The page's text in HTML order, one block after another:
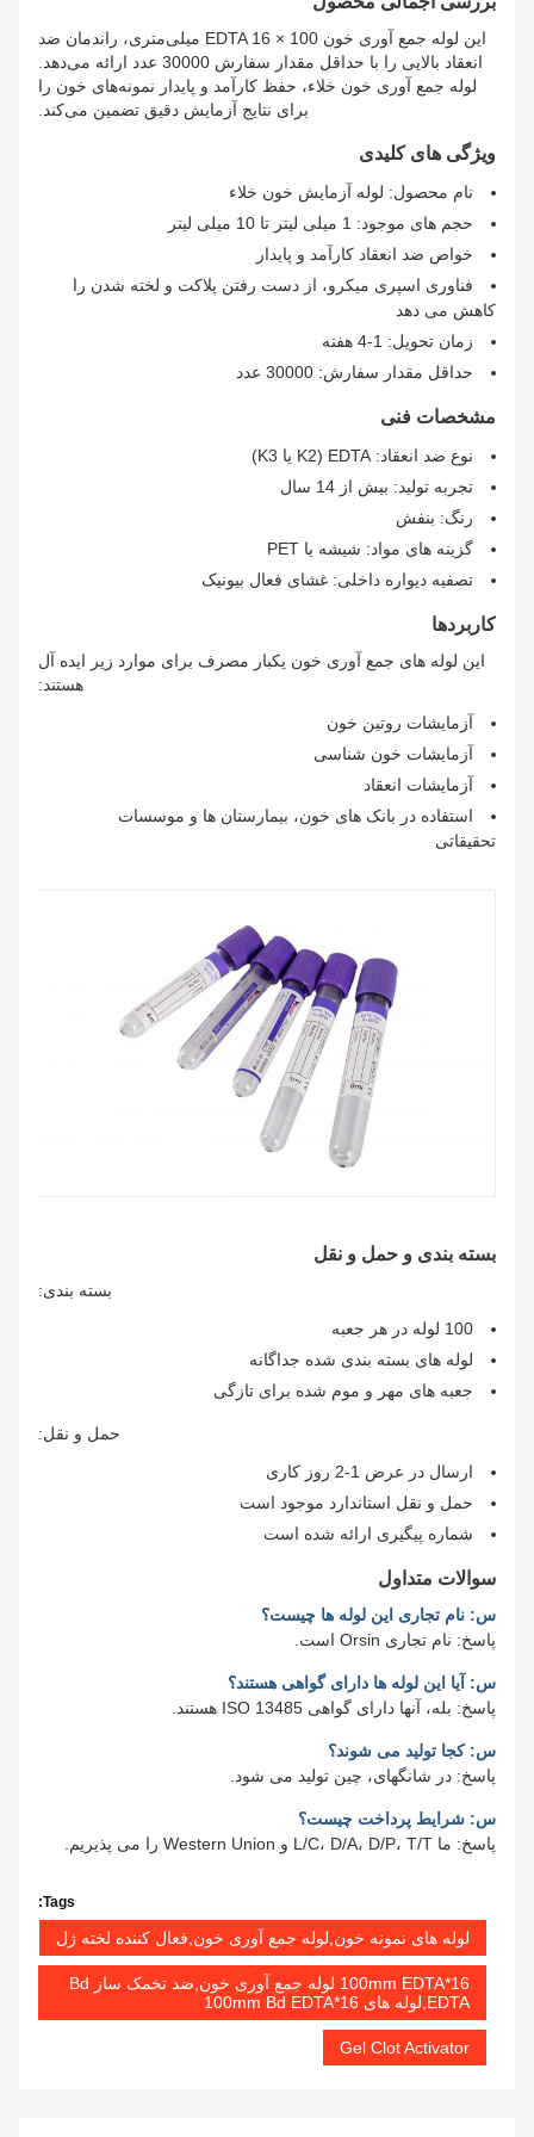
این لوله جمع آوری خون EDTA 16 × 100 میلی‌متری، راندمان ضد
انعقاد بالایی را با حداقل مقدار سفارش 30000 عدد ارائه می‌دهد.
لوله جمع آوری خون خلاء، حفظ کارآمد و پایدار نمونه‌های خون را
برای نتایج آزمایش دقیق تضمین می‌کند.
ویژگی های کلیدی
نام محصول: لوله آزمایش خون خلاء
حجم های موجود: 1 میلی لیتر تا 10 میلی لیتر
خواص ضد انعقاد کارآمد و پایدار
فناوری اسپری میکرو، از دست رفتن پلاکت و لخته شدن را
کاهش می دهد
زمان تحویل: 1-4 هفته
حداقل مقدار سفارش: 30000 عدد
مشخصات فنی
نوع ضد انعقاد: EDTA (K2 یا K3)
تجربه تولید: بیش از 14 سال
رنگ: بنفش
گزینه های مواد: شیشه یا PET
تصفیه دیواره داخلی: غشای فعال بیونیک
کاربردها
این لوله های جمع آوری خون یکبار مصرف برای موارد زیر ایده آل
هستند:
آزمایشات روتین خون
آزمایشات خون شناسی
آزمایشات انعقاد
استفاده در بانک های خون، بیمارستان ها و موسسات
تحقیقاتی
بسته بندی و حمل و نقل
بسته بندی:
100 لوله در هر جعبه
لوله های بسته بندی شده جداگانه
جعبه های مهر و موم شده برای تازگی
حمل و نقل:
ارسال در عرض 1-2 روز کاری
حمل و نقل استاندارد موجود است
شماره پیگیری ارائه شده است
سوالات متداول
س: نام تجاری این لوله ها چیست؟
پاسخ: نام تجاری Orsin است.
س: آیا این لوله ها دارای گواهی هستند؟
پاسخ: بله، آنها دارای گواهی ISO 13485 هستند.
س: کجا تولید می شوند؟
پاسخ: در شانگهای، چین تولید می شود.
س: شرایط پرداخت چیست؟
پاسخ: ما L/C، D/A، D/P، T/T و Western Union را می پذیریم.
Tags:
لوله های نمونه خون,لوله جمع آوری خون,فعال کننده لخته ژل
16*100mm EDTA لوله جمع آوری خون,ضد تخمک ساز Bd
EDTA,لوله های 16*100mm Bd EDTA
Gel Clot Activator